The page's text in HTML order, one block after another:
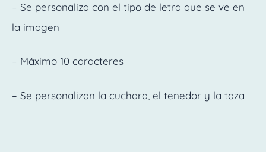
– Se personaliza con el tipo de letra que se ve en
la imagen
– Máximo 10 caracteres
– Se personalizan la cuchara, el tenedor y la taza